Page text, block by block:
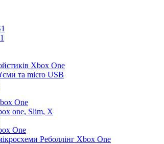
Xbox One
та micro USB
One
one, Slim, X
One
Реболлінг Xbox One